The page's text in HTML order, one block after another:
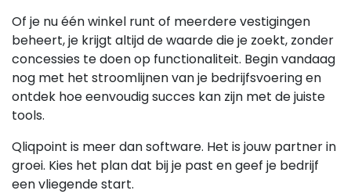
Of je nu één winkel runt of meerdere vestigingen
beheert, je krijgt altijd de waarde die je zoekt, zonder
concessies te doen op functionaliteit. Begin vandaag
nog met het stroomlijnen van je bedrijfsvoering en
ontdek hoe eenvoudig succes kan zijn met de juiste
tools.
Qliqpoint is meer dan software. Het is jouw partner in
groei. Kies het plan dat bij je past en geef je bedrijf
een vliegende start.